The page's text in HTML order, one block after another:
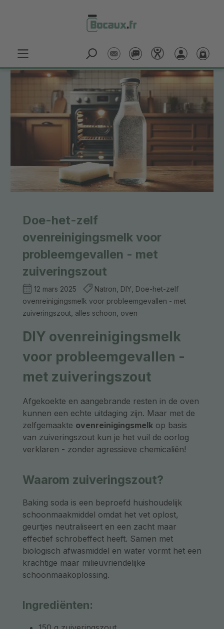
Doe-het-zelf
ovenreinigingsmelk voor
probleemgevallen - met
zuiveringszout
12 mars 2025
Natron, DIY, Doe-het-zelf
ovenreinigingsmelk voor probleemgevallen - met
zuiveringszout, alles schoon, oven
DIY ovenreinigingsmelk
voor probleemgevallen -
met zuiveringszout
Afgekoekte en aangebrande resten in de oven
kunnen een echte uitdaging zijn. Maar met de
zelfgemaakte ovenreinigingsmelk op basis
van zuiveringszout kun je het vuil de oorlog
verklaren - zonder agressieve chemicaliën!
Waarom zuiveringszout?
Baking soda is een beproefd huishoudelijk
schoonmaakmiddel omdat het vet oplost,
geurtjes neutraliseert en een zacht maar
effectief schrobeffect heeft. Samen met
biologisch afwasmiddel en water vormt het een
krachtige maar milieuvriendelijke
schoonmaakoplossing.
Ingrediënten: